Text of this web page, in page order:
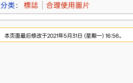
分类 ： 標誌 合理使用圖片
本页面最后修改于2021年5月31日 (星期一) 16:56。